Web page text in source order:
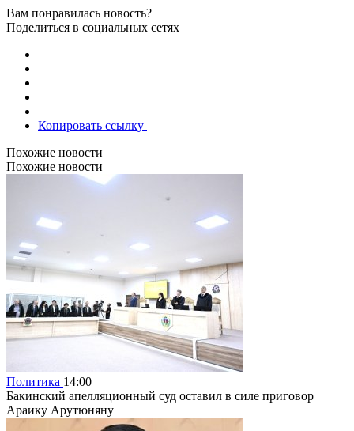
Вам понравилась новость?
Поделиться в социальных сетях
Копировать ссылку
Похожие новости
Похожие новости
Политика 14:00
Бакинский апелляционный суд оставил в силе приговор
Араику Арутюняну